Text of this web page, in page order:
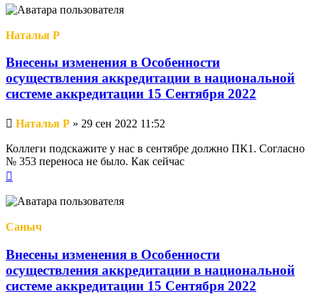
началу
Наталья Р
Внесены изменения в Особенности
осуществления аккредитации в национальной
системе аккредитации 15 Сентября 2022
Непрочитанное
Наталья Р » 29 сен 2022 11:52
Коллеги подскажите у нас в сентябре должно ПК1. Согласно
№ 353 переноса не было. Как сейчас
началу
Саныч
Внесены изменения в Особенности
осуществления аккредитации в национальной
системе аккредитации 15 Сентября 2022